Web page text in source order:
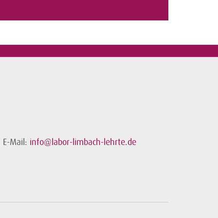
E-Mail: info@labor-limbach-lehrte.de